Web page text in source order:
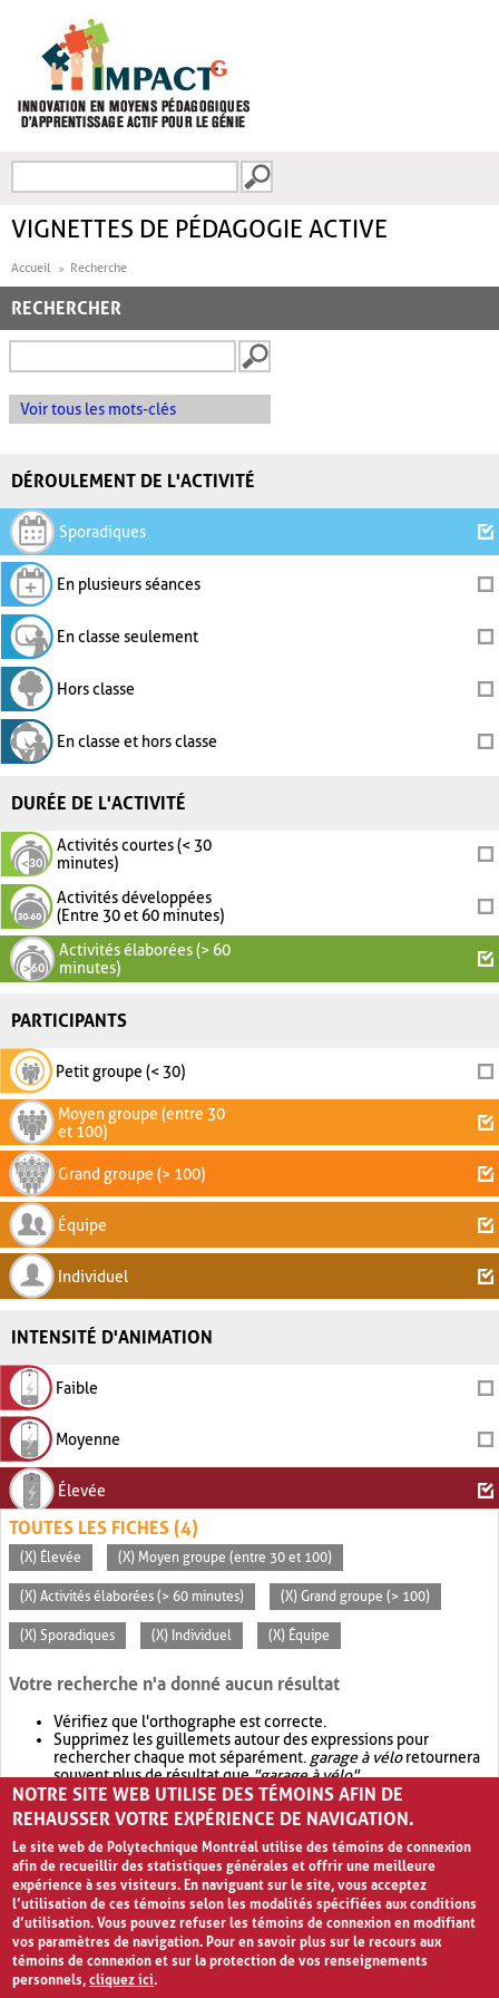
FORMULAIRE DE
VIGNETTES DE PÉDAGOGIE ACTIVE
Accueil Recherche
RECHERCHER
Voir tous les mots-clés
DÉROULEMENT DE L'ACTIVITÉ
Sporadiques
En plusieurs séances
En classe seulement
Hors classe
En classe et hors classe
DURÉE DE L'ACTIVITÉ
Activités courtes (< 30
minutes)
Activités développées
(Entre 30 et 60 minutes)
Activités élaborées (> 60
minutes)
PARTICIPANTS
Petit groupe (< 30)
Moyen groupe (entre 30
et 100)
Grand groupe (> 100)
Équipe
Individuel
INTENSITÉ D'ANIMATION
Faible
Moyenne
Élevée
TOUTES LES FICHES (4)
(X) Élevée (X) Moyen groupe (entre 30 et 100)
(X) Activités élaborées (> 60 minutes) (X) Grand groupe (> 100)
(X) Sporadiques (X) Individuel (X) Équipe
Votre recherche n'a donné aucun résultat
Vérifiez que l'orthographe est correcte.
Supprimez les guillemets autour des expressions pour
rechercher chaque mot séparément. garage à véloretournera
souvent plus de résultat que"garage à vélo".
Envisagez d'élargir votre recherche avec OR.garage OR vélo
retournera souvent plus de résultat quegarage à vélo
NOTRE SITE WEB UTILISE DES TÉMOINS AFIN DE
REHAUSSER VOTRE EXPÉRIENCE DE NAVIGATION.
Le site web de Polytechnique Montréal utilise des témoins de connexion
afin de recueillir des statistiques générales et offrir une meilleure
expérience à ses visiteurs. En naviguant sur le site, vous acceptez
l’utilisation de ces témoins selon les modalités spécifiées aux conditions
d’utilisation. Vous pouvez refuser les témoins de connexion en modifiant
vos paramètres de navigation. Pour en savoir plus sur le recours aux
témoins de connexion et sur la protection de vos renseignements
personnels,cliquez ici.